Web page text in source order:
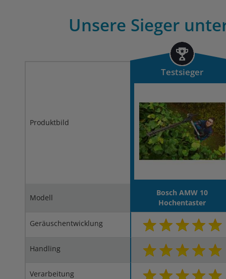
Unsere Sieger
Produktbild
Testsieger
Modell
Bosch AMW 10
Hochentaster
Geräuschentwicklung
Handling
Verarbeitung